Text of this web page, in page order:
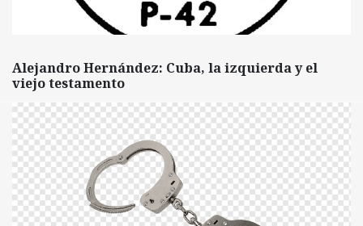
Alejandro Hernández: Cuba, la izquierda y el
viejo testamento